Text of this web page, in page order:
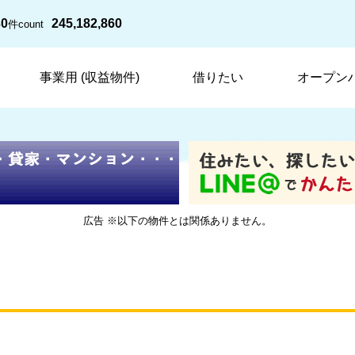
件count 245,182,860
事業用 (収益物件) 借りたい オープン
広告 ※以下の物件とは関係ありません。